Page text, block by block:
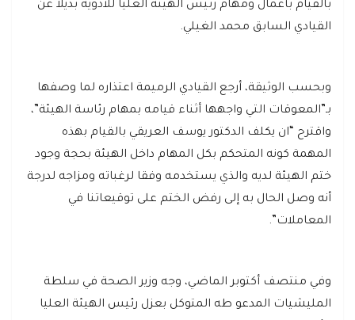
بالقيام بأعمال ومهام رئيس الهيئة العليا للأدوية بديلا عن
القيادي السابق محمد الغيلي.
وبحسب الوثيقة، أرجع القيادي الرميمة اعتذاره لما وصفها
بـ”المعوقات التي واجهها أثناء قيامه بمهام رئاسة الهيئة”،
واقترح “ان يكلف الدكتور يوسف العريقي بالقيام بهذه
المهمة كونه المتحكم بكل المهام داخل الهيئة بحجة وجود
ختم الهيئة لديه والذي يستخدمه وفقا لرغباته ومزاجه لدرجة
أنه وصل الحال به إلى رفض الختم على توقيعاتنا في
المعاملات”.
وفي منتصف أكتوبر الماضي، وجه وزير الصحة في سلطة
المليشيات المدعو طه المتوكل بعزل رئيس الهيئة العليا